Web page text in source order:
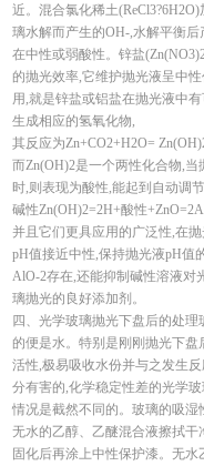
近。混合氯化稀土
璃水解而产生的OH-,水解平衡
在中性或弱酸性。锌盐
的抛光效率,它维护抛光液呈中
用,就是锌盐或铝盐在抛光液中
生成相应的氢氧化物,
其反应为Zn+CO2+H2O=
而Zn(OH)2是一个两性化合物,
时,则表现为酸性,能起到自动调
碱性Zn(OH)2=2H+酸性
并且它们更具应用的广泛性,在
pH值接近中性,保持抛光液pH值
AlO-2存在,还能抑制碱性溶液对
璃抛光的良好添加剂。
四、光学玻璃抛光下盘后的处
的便是水。特别是刚刚抛光下
活性,极易吸收水份并与之发生
分有害的,化学稳定性差的光学
情况是截然不同的。玻璃的吸
无水的乙醇、乙醚混合液擦拭
固化后再涂上中性保护漆。无